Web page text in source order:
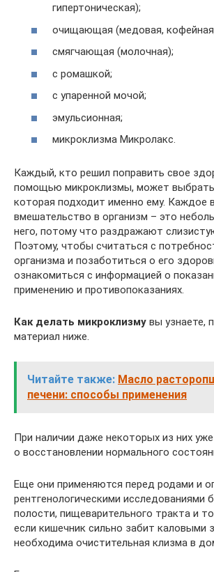
гипертоническая);
очищающая (медовая,
смягчающая (молочная);
с ромашкой;
с упаренной мочой;
эмульсионная;
микроклизма Микролакс.
Каждый, кто решил поправить свое
помощью микроклизмы, может выбрать
которая подходит именно ему. Каждое
вмешательство в организм – это
него, потому что раздражают
Поэтому, чтобы считаться с
организма и позаботиться о его
ознакомиться с информацией о
применению и противопоказаниях.
Как делать микроклизму вы узнаете,
материал ниже.
Читайте также: Масло
печени: способы применения
При наличии даже некоторых из них
о восстановлении нормального
Еще они применяются перед родами и
рентгенологическими исследованиями
полости, пищеварительного тракта и
если кишечник сильно забит каловыми
необходима очистительная клизма в